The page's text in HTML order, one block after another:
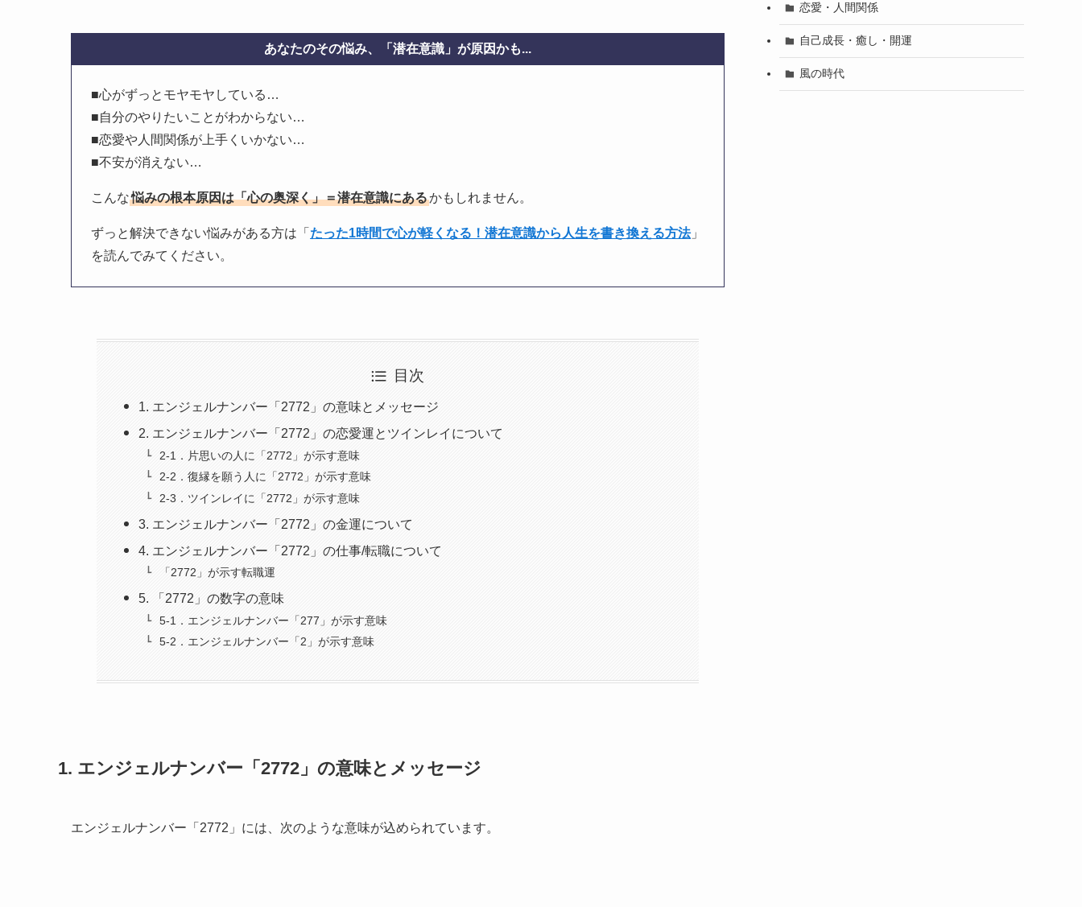
あなたのその悩み、「潜在意識」が原因かも...
■心がずっとモヤモヤしている…
■自分のやりたいことがわからない…
■恋愛や人間関係が上手くいかない…
■不安が消えない…
こんな悩みの根本原因は「心の奥深く」＝潜在意識にあるかもしれません。
ずっと解決できない悩みがある方は「 たった1時間で心が軽くなる！潜在意識から人生を書き換える方法」
を読んでみてください。
目次
1. エンジェルナンバー「2772」の意味とメッセージ
2. エンジェルナンバー「2772」の恋愛運とツインレイについて
2-1．片思いの人に「2772」が示す意味
2-2．復縁を願う人に「2772」が示す意味
2-3．ツインレイに「2772」が示す意味
3. エンジェルナンバー「2772」の金運について
4. エンジェルナンバー「2772」の仕事/転職について
「2772」が示す転職運
5. 「2772」の数字の意味
5-1．エンジェルナンバー「277」が示す意味
5-2．エンジェルナンバー「2」が示す意味
1. エンジェルナンバー「2772」の意味とメッセージ
エンジェルナンバー「2772」には、次のような意味が込められています。
恋愛・人間関係
自己成長・癒し・開運
風の時代